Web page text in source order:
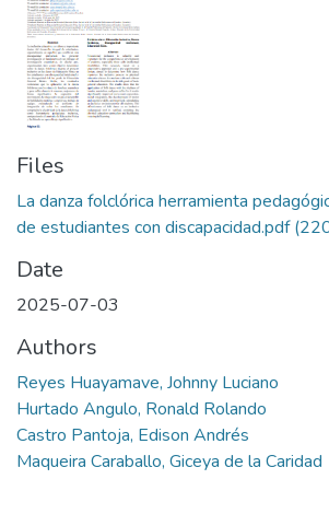
Files
La danza folclórica herramienta
de estudiantes con discapacidad.pdf
Date
2025-07-03
Authors
Reyes Huayamave, Johnny Luciano
Hurtado Angulo, Ronald Rolando
Castro Pantoja, Edison Andrés
Maqueira Caraballo, Giceya de la Caridad